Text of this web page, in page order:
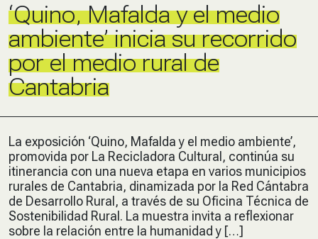
‘Quino, Mafalda y el medio
ambiente’ inicia su recorrido
por el medio rural de
Cantabria
La exposición ‘Quino, Mafalda y el medio ambiente’,
promovida por La Recicladora Cultural, continúa su
itinerancia con una nueva etapa en varios municipios
rurales de Cantabria, dinamizada por la Red Cántabra
de Desarrollo Rural, a través de su Oficina Técnica de
Sostenibilidad Rural. La muestra invita a reflexionar
sobre la relación entre la humanidad y […]